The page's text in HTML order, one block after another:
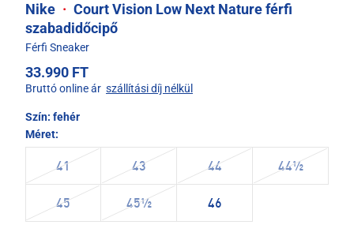
Nike · Court Vision Low Next Nature férfi
szabadidőcipő
Férfi Sneaker
33.990 FT
Bruttó online ár szállítási díj nélkül
Szín: fehér
Méret:
41 43 44 44½
45 45½ 46